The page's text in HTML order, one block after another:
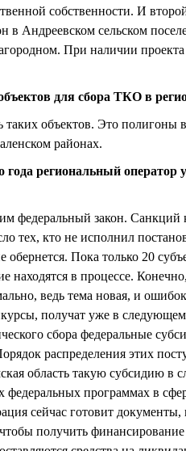
собственности. И
в Андреевском сельском
При наличии
для сбора ТКО в
таких объектов. Это полигоны
районах.
региональный оператор
федеральный закон. Санкций
тех, кто не исполнил
обернется. Пока только 20
находятся в процессе.
ведь тема новая, и
получат уже в следующем
сбора федеральные
распределения этих
область такую субсидию в
федеральных программах в
сейчас готовит
получить